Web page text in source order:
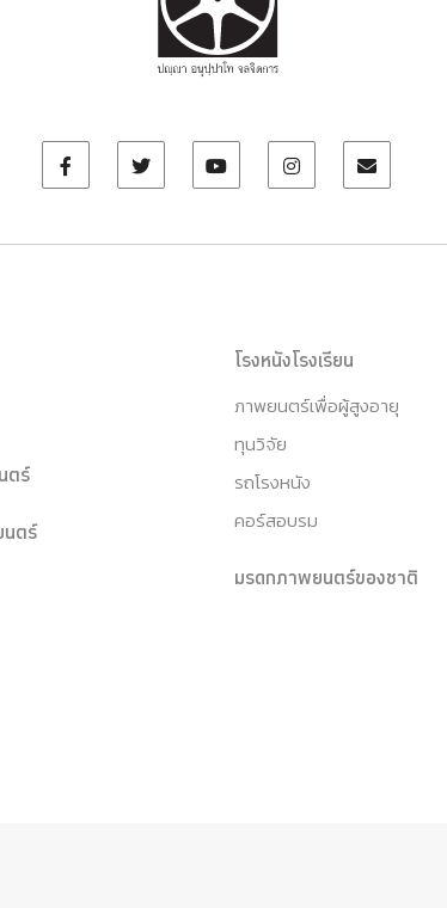
ตร์
ตร์
โรงหนังโรงเรียน
ภาพยนตร์เพื่อผู้สูงอายุ
ทุนวิจัย
รถโรงหนัง
คอร์สอบรม
มรดกภาพยนตร์ของชาติ